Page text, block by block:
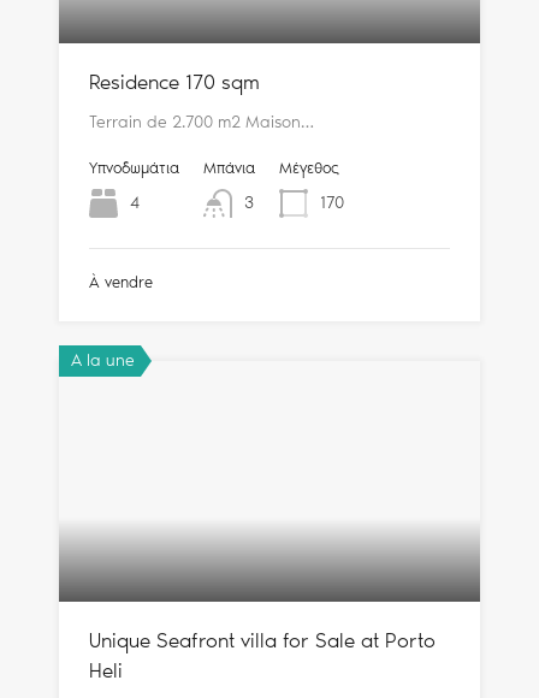
Residence 170 sqm
Terrain de 2.700 m2 Maison…
Υπνοδωμάτια
4
Μπάνια
3
Μέγεθος
170
À vendre
A la une
Unique Seafront villa for Sale at Porto
Heli